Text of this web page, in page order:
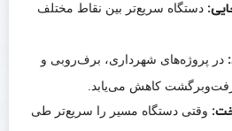
دستگاه سریع‌تر بین نقاط مختلف
در پروژه‌های شهرداری، برف‌روبی و
کاهش می‌یابد.
وقتی دستگاه مسیر را سریع‌تر طی